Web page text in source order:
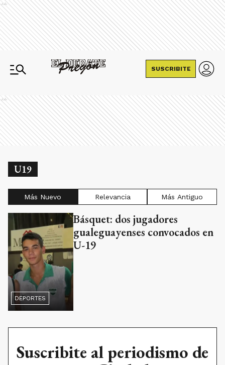
Ads
SUSCRIBITE
Ads
U19
Más Nuevo Relevancia Más Antiguo
DEPORTES
Básquet: dos jugadores
gualeguayenses convocados en
U-19
Suscribite al periodismo de